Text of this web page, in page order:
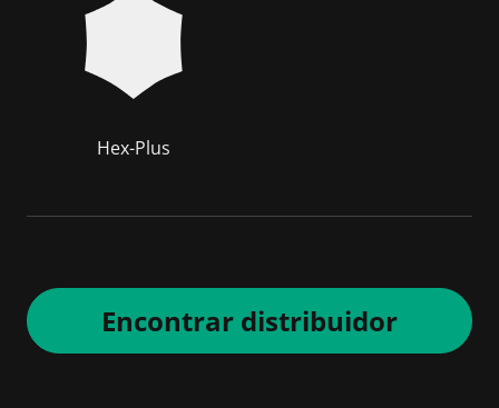
Hex-Plus
Encontrar distribuidor